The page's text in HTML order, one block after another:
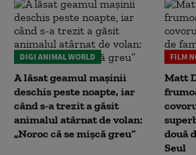
DIGI ANIMAL WORLD
A lăsat geamul mașinii
deschis peste noapte, iar
când s-a trezit a găsit
animalul atârnat de volan:
„Noroc că se mișcă greu”
FILM
Matt
două
Seul